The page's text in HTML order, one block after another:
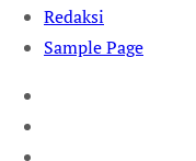
Redaksi
Sample Page